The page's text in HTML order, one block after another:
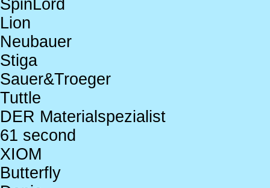
SpinLord
Lion
Neubauer
Stiga
Sauer&Troeger
Tuttle
DER Materialspezialist
61 second
XIOM
Butterfly